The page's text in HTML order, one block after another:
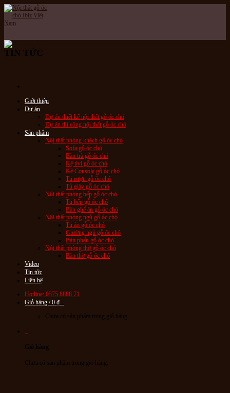
Skip
content
Giới thiệu
Dự án
Dự án thiết kế nội thất gỗ óc chó
Dự án thi công nội thất gỗ óc chó
Sản phẩm
Nội thất phòng khách gỗ óc chó
Sofa gỗ óc chó
Bàn trà gỗ óc chó
Kệ tivi gỗ óc chó
Kệ Console gỗ óc chó
Tủ rượu gỗ óc chó
Tủ giày gỗ óc chó
Nội thất phòng bếp gỗ óc chó
Tủ bếp gỗ óc chó
Bàn ghế ăn gỗ óc chó
Nội thất phòng ngủ gỗ óc chó
Tủ áo gỗ óc chó
Giường ngủ gỗ óc chó
Bàn phấn gỗ óc chó
Nội thất phòng thờ gỗ óc chó
Bàn thờ gỗ óc chó
Video
Tin tức
Liên hệ
Hotline: 0375 8888 71
Giỏ hàng /0 ₫
Chưa có sản phẩm trong giỏ hàng.
Giỏ hàng
Chưa có sản phẩm trong giỏ hàng.
TIN TỨC